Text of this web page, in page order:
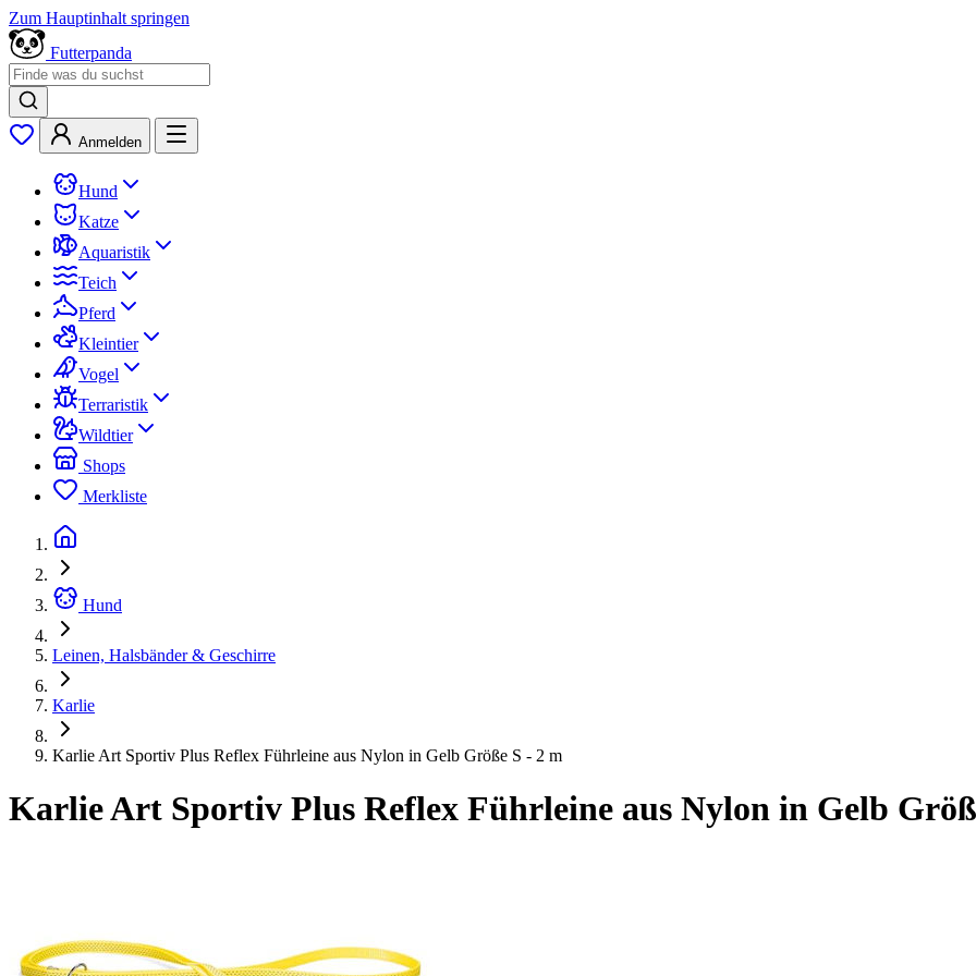
Zum Hauptinhalt springen
Futterpanda
Anmelden
Hund
Katze
Aquaristik
Teich
Pferd
Kleintier
Vogel
Terraristik
Wildtier
Shops
Merkliste
Hund
Leinen, Halsbänder & Geschirre
Karlie
Karlie Art Sportiv Plus Reflex Führleine aus Nylon in Gelb Größe S - 2 m
Karlie Art Sportiv Plus Reflex Führleine aus Nylon in Gelb